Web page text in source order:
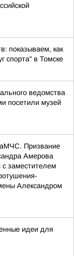
показываем, как
спорта" в Томске
ведомства
посетили музей
Призвание
Амерова
заместителем
Александром
идеи для